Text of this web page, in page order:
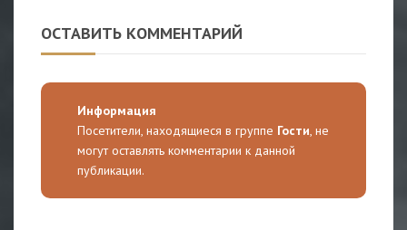
ОСТАВИТЬ КОММЕНТАРИЙ
Информация
Посетители, находящиеся в группе Гости , не
могут оставлять комментарии к данной
публикации.